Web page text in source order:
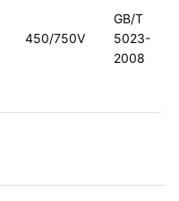
450/750V
GB/T
5023-
2008